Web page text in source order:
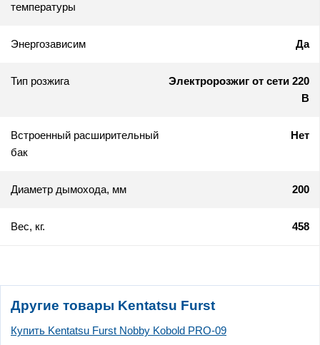
температуры
Энергозависим Да
Тип розжига
Электророзжиг от сети 220
В
Встроенный расширительный
бак
Нет
Диаметр дымохода, мм 200
Вес, кг. 458
Другие товары Kentatsu Furst
Купить Kentatsu Furst Nobby Kobold PRO-09